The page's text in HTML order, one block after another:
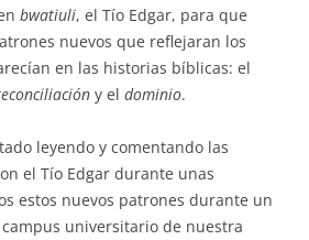
bwatiuli, el Tío Edgar, para que
nuevos que reflejaran los
en las historias bíblicas: el
y el dominio.
leyendo y comentando las
el Tío Edgar durante unas
estos nuevos patrones durante un
universitario de nuestra